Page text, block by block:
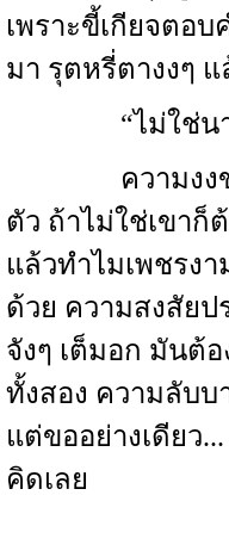
เพราะขี้เกียจตอ
มา รุตหรี่ตางงๆ แ
“ไม่ใช่นา
ความงงของ
ตัว ถ้าไม่ใช่เขาก็
แล้วทำไมเพชรง
ด้วย ความสงสัยป
จังๆ เต็มอก มันต้
ทั้งสอง ความลับบ
แต่ขออย่างเดียว
คิดเลย